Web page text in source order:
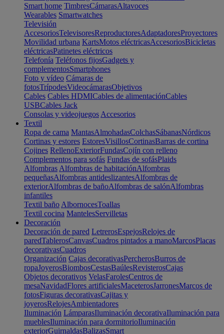
Smart home TimbresCámarasAltavoces
Wearables Smartwatches
Televisión
AccesoriosTelevisoresReproductoresAdaptadoresProyectores
Movilidad urbana KartsMotos eléctricasAccesoriosBicicletas
eléctricasPatinetes eléctricos
Telefonía Teléfonos fijosGadgets y
complementosSmartphones
Foto y vídeo Cámaras de
fotosTrípodesVideocámarasObjetivos
Cables Cables HDMICables de alimentaciónCables
USBCables Jack
Consolas y videojuegos Accesorios
Textil
Ropa de cama MantasAlmohadasColchasSábanasNórdicos
Cortinas y estores EstoresVisillosCortinasBarras de cortina
Cojines RellenoExteriorFundasCojín con relleno
Complementos para sofás Fundas de sofásPlaids
Alfombras Alfombras de habitaciónAlfombras
pequeñasAlfombras antideslizantesAlfombras de
exteriorAlfombras de bañoAlfombras de salónAlfombras
infantiles
Textil baño AlbornocesToallas
Textil cocina MantelesServilletas
Decoración
Decoración de pared LetrerosEspejosRelojes de
paredTablerosCanvasCuadros pintados a manoMarcosPlacas
decorativasCuadros
Organización Cajas decorativasPercherosBurros de
ropaJoyerosBiombosCestasBaúlesRevisterosCajas
Objetos decorativos VelasFarolesCentros de
mesaNavidadFlores artificialesMaceterosJarronesMarcos de
fotosFiguras decorativasCajitas y
joyerosRelojesAmbientadores
Iluminación LámparasIluminación decorativaIluminación para
mueblesIluminación para dormitorioIluminación
exteriorGuirnaldasBalizasSmart